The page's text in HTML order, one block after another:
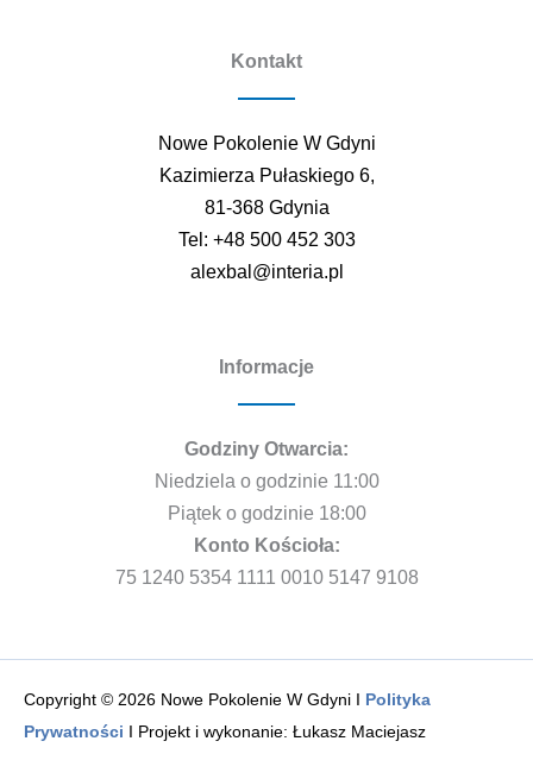
Kontakt
Nowe Pokolenie W Gdyni
Kazimierza Pułaskiego 6,
81-368 Gdynia
Tel: +48 500 452 303
alexbal@interia.pl
Informacje
Godziny Otwarcia:
Niedziela o godzinie 11:00
Piątek o godzinie 18:00
Konto Kościoła:
75 1240 5354 1111 0010 5147 9108
Copyright © 2026 Nowe Pokolenie W Gdyni I Polityka
Prywatności I Projekt i wykonanie: Łukasz Maciejasz